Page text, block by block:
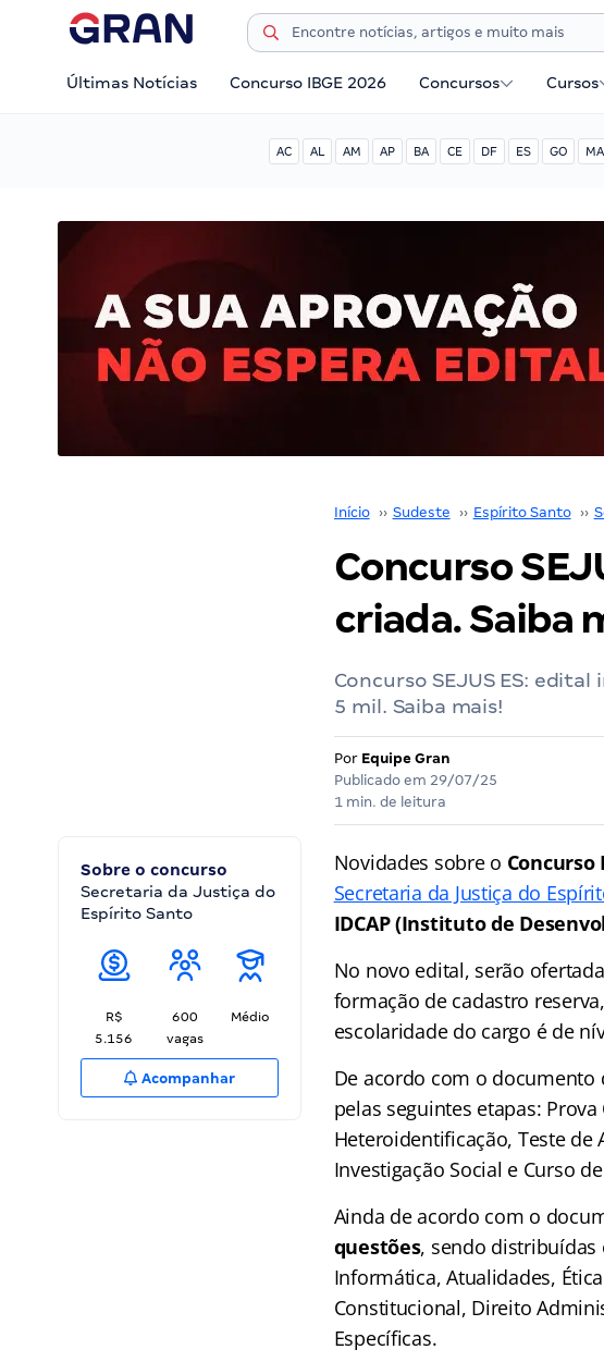
Últimas Notícias Concurso IBGE 2026 Concursos Cursos
AC AL AM AP BA CE DF ES GO MA
Início ›› Sudeste ›› Espírito Santo ››
Concurso
criada. Saiba
Concurso SEJUS ES:
5 mil. Saiba mais!
Por Equipe Gran
Publicado em 29/07/25
1 min. de leitura
Sobre o concurso
Secretaria da Justiça do
Espírito Santo
R$
5.156
600
vagas
Médio
Acompanhar
Novidades sobre o Concurso
Secretaria da Justiça do
IDCAP (Instituto de
No novo edital, serão
formação de cadastro
escolaridade do cargo é de
De acordo com o documento
pelas seguintes etapas:
Heteroidentificação, Teste de
Investigação Social e Curso
Ainda de acordo com o
questões, sendo distribuídas
Informática, Atualidades,
Constitucional, Direito
Específicas.